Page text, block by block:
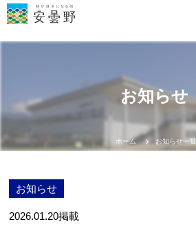
お知らせ
ホーム お知らせ一覧
お知らせ
2026.01.20掲載